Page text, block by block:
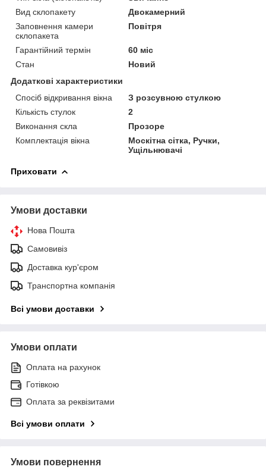
Вид склопакету
Двокамерний
Заповнення камери
склопакета
Повітря
Гарантійний термін
60 міс
Стан
Новий
Додаткові характеристики
Спосіб відкривання вікна
З розсувною стулкою
Кількість стулок
2
Виконання скла
Прозоре
Комплектація вікна
Москітна сітка, Ручки,
Ущільнювачі
Приховати
Умови доставки
Нова Пошта
Самовивіз
Доставка кур'єром
Транспортна компанія
Всі умови доставки
Умови оплати
Оплата на рахунок
Готівкою
Оплата за реквізитами
Всі умови оплати
Умови повернення